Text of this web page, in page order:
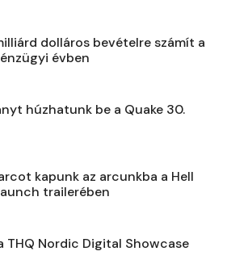
dolláros bevételre számít a
évben
húzhatunk be a Quake 30.
kapunk az arcunkba a Hell
trailerében
THQ Nordic Digital Showcase